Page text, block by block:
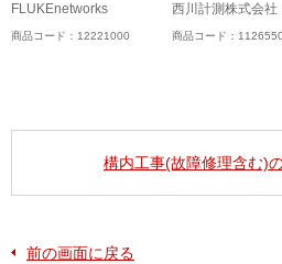
FLUKEnetworks
商品コード：12221000
西川計測株式会社
商品コード：
構内工事(故障修理含む)
前の画面に戻る